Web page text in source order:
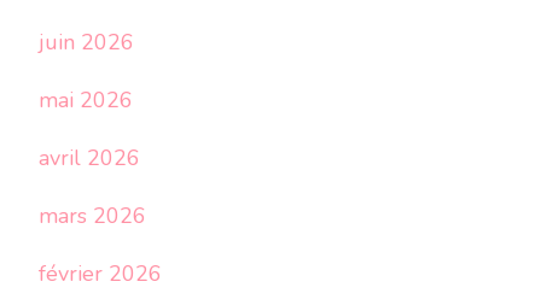
juin 2026
mai 2026
avril 2026
mars 2026
février 2026